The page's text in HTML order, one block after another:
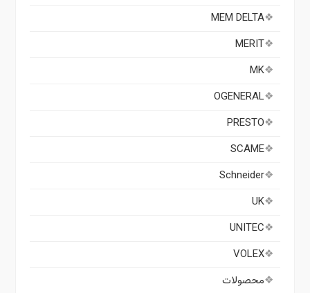
MEM DELTA
MERIT
MK
OGENERAL
PRESTO
SCAME
Schneider
UK
UNITEC
VOLEX
محصولات